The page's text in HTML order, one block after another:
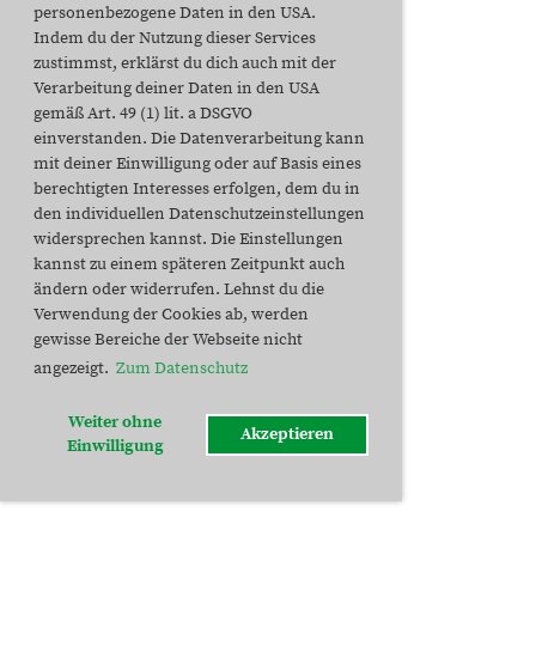
personenbezogene Daten in den USA.
Indem du der Nutzung dieser Services
zustimmst, erklärst du dich auch mit der
Verarbeitung deiner Daten in den USA
gemäß Art. 49 (1) lit. a DSGVO
einverstanden. Die Datenverarbeitung kann
mit deiner Einwilligung oder auf Basis eines
berechtigten Interesses erfolgen, dem du in
den individuellen Datenschutzeinstellungen
widersprechen kannst. Die Einstellungen
kannst zu einem späteren Zeitpunkt auch
ändern oder widerrufen. Lehnst du die
Verwendung der Cookies ab, werden
gewisse Bereiche der Webseite nicht
angezeigt. Zum Datenschutz
Weiter ohne
Einwilligung
Akzeptieren